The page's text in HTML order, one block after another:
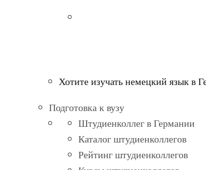
Хотите изучать немецкий язык в
Подготовка к вузу
Штудиенколлег в Германии
Каталог штудиенколлегов
Рейтинг штудиенколлегов